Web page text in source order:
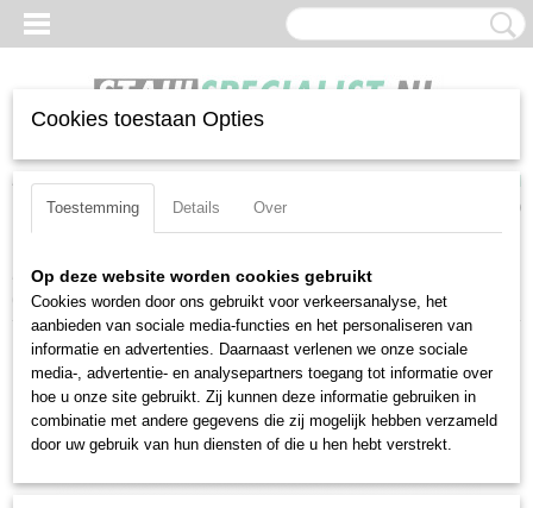
Inloggen Registreren
(0)
Home >Sleutels>Open ringsleutels>Stahlwille 24-10X12
(41081012)
Cookies toestaan Opties
Toestemming Details Over
Op deze website worden cookies gebruikt
Cookies worden door ons gebruikt voor verkeersanalyse, het
aanbieden van sociale media-functies en het personaliseren van
informatie en advertenties. Daarnaast verlenen we onze sociale
media-, advertentie- en analysepartners toegang tot informatie over
hoe u onze site gebruikt. Zij kunnen deze informatie gebruiken in
combinatie met andere gegevens die zij mogelijk hebben verzameld
door uw gebruik van hun diensten of die u hen hebt verstrekt.